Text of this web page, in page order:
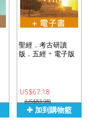
聖經．考古研讀
版．五經 + 電子版
US$67.18
(US$83.98)
✚ 加到購物籃